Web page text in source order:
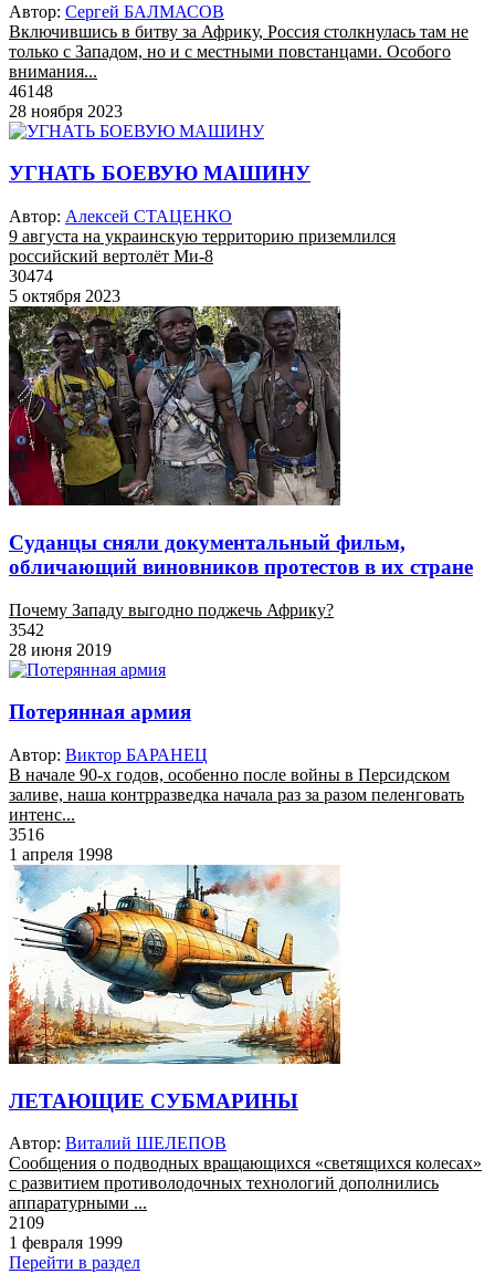
Автор: Сергей БАЛМАСОВ
Включившись в битву за Африку, Россия столкнулась там не
только с Западом, но и с местными повстанцами. Особого
внимания...
46148
28 ноября 2023
УГНАТЬ БОЕВУЮ МАШИНУ
Автор: Алексей СТАЦЕНКО
9 августа на украинскую территорию приземлился
российский вертолёт Ми-8
30474
5 октября 2023
Суданцы сняли документальный фильм,
обличающий виновников протестов в их стране
Почему Западу выгодно поджечь Африку?
3542
28 июня 2019
Потерянная армия
Автор: Виктор БАРАНЕЦ
В начале 90-х годов, особенно после войны в Персидском
заливе, наша контрразведка начала раз за разом пеленговать
интенс...
3516
1 апреля 1998
ЛЕТАЮЩИЕ СУБМАРИНЫ
Автор: Виталий ШЕЛЕПОВ
Сообщения о подводных вращающихся «светящихся колесах»
с развитием противолодочных технологий дополнились
аппаратурными ...
2109
1 февраля 1999
Перейти в раздел